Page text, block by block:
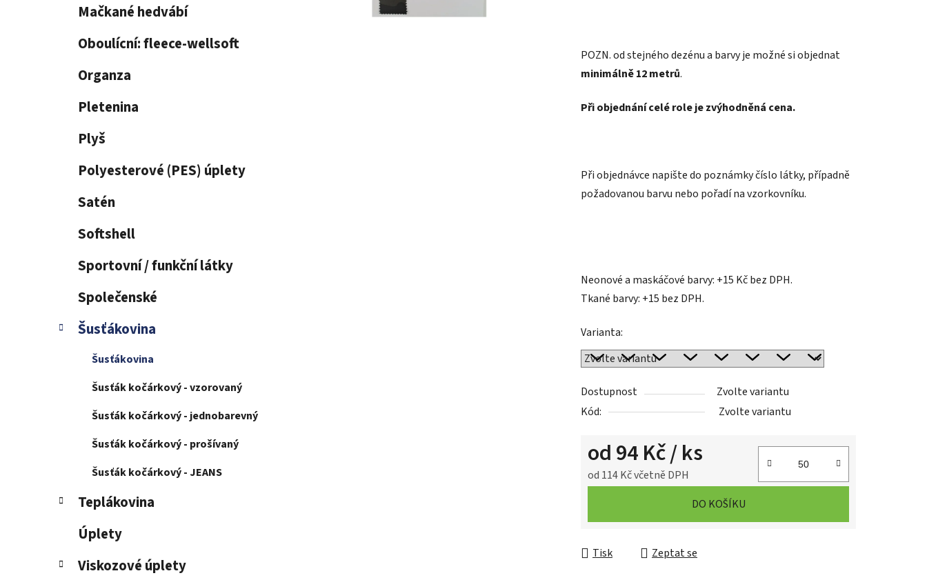
Mačkané hedvábí
Oboulícní: fleece-wellsoft
Organza
Pletenina
Plyš
Polyesterové (PES) úplety
Satén
Softshell
Sportovní / funkční látky
Společenské
Šusťákovina
Šusťákovina
Šusťák kočárkový - vzorovaný
Šusťák kočárkový - jednobarevný
Šusťák kočárkový - prošívaný
Šusťák kočárkový - JEANS
Teplákovina
Úplety
Viskozové úplety
POZN.od stejného dezénu a barvy je možné si objednat
minimálně 12 metrů.
Při objednání celé role je zvýhodněná cena.
Při objednávce napište do poznámky číslo látky, případně
požadovanou barvu nebo pořadí na vzorkovníku.
Neonové a maskáčové barvy: +15 Kč bez DPH.
Tkané barvy: +15 bez DPH.
Varianta:
Dostupnost
Zvolte variantu
Kód:
Zvolte variantu
od94 Kč/ ks
od 114 Kčvčetně DPH
DO KOŠÍKU
Tisk Zeptat se